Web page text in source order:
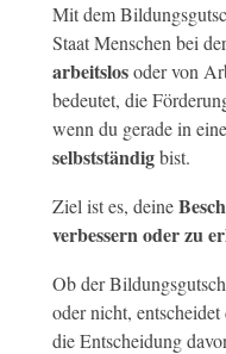
Mit dem
Staat Menschen bei
arbeitslosoder von
bedeutet, die
wenn du gerade in
selbstständigbist.
Ziel ist es, deine
verbessern oder zu
Ob der
oder nicht,
die Entscheidung